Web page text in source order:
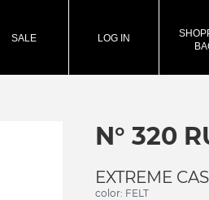
SALE LOG IN
N° 320
EXTREME
color: FELT